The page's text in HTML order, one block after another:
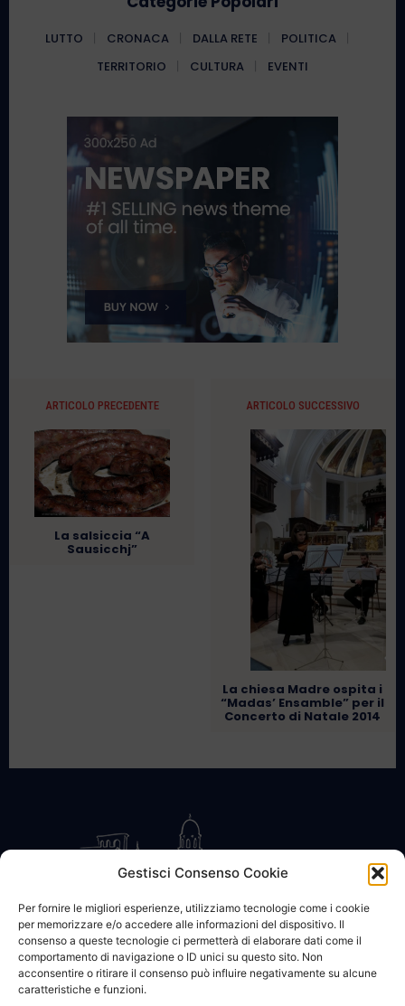
Gestisci Consenso Cookie
Per fornire le migliori esperienze, utilizziamo tecnologie come i cookie
per memorizzare e/o accedere alle informazioni del dispositivo. Il
consenso a queste tecnologie ci permetterà di elaborare dati come il
comportamento di navigazione o ID unici su questo sito. Non
acconsentire o ritirare il consenso può influire negativamente su alcune
caratteristiche e funzioni.
LUTTO CRONACA DALLA RETE
POLITICA
TERRITORIO
CULTURA EVENTI
ARTICOLO PRECEDENTE
La salsiccia “A
Sausicchj”
ARTICOLO SUCCESSIVO
La chiesa Madre ospita i
“Madas’ Ensamble” per il
Concerto di Natale 2014
CONTATTACI COOKIE POLICY PRIVACY